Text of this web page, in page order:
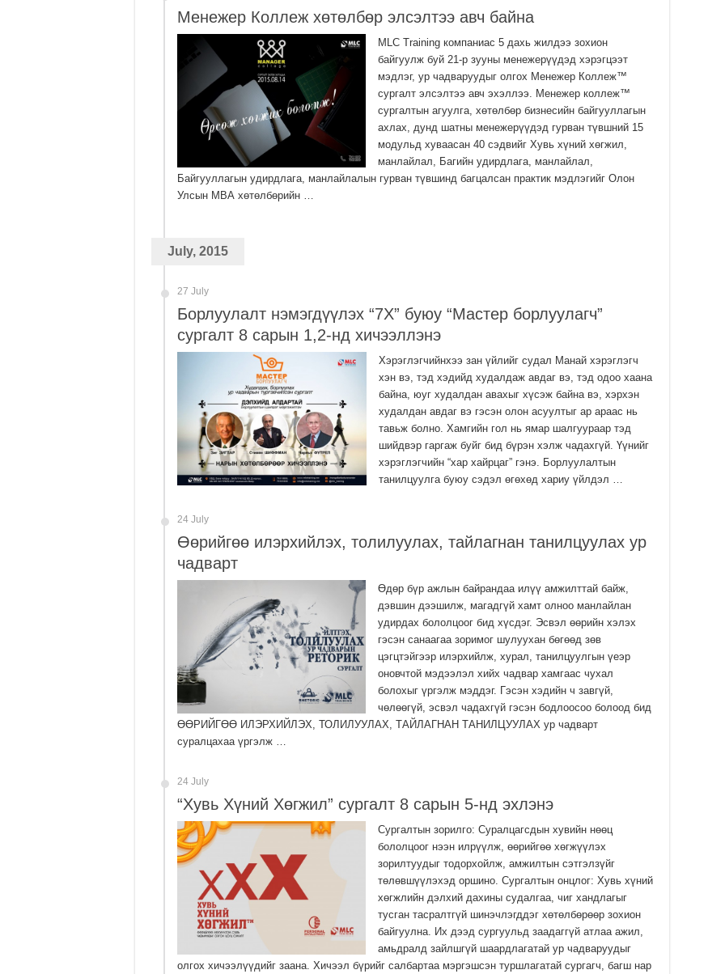
Менежер Коллеж хөтөлбөр элсэлтээ авч байна
MLC Training компаниас 5 дахь жилдээ зохион
байгуулж буй 21-р зууны менежерүүдэд хэрэгцээт
мэдлэг, ур чадваруудыг олгох Менежер Коллеж™
сургалт элсэлтээ авч эхэллээ. Менежер коллеж™
сургалтын агуулга, хөтөлбөр бизнесийн байгууллагын
ахлах, дунд шатны менежерүүдэд гурван түвшний 15
модульд хуваасан 40 сэдвийг Хувь хүний хөгжил,
манлайлал, Багийн удирдлага, манлайлал,
Байгууллагын удирдлага, манлайлалын гурван түвшинд багцалсан практик мэдлэгийг Олон
Улсын МВА хөтөлбөрийн …
July, 2015
27 July
Борлуулалт нэмэгдүүлэх “7X” буюу “Мастер борлуулагч”
сургалт 8 сарын 1,2-нд хичээллэнэ
Хэрэглэгчийнхээ зан үйлийг судал Манай хэрэглэгч
хэн вэ, тэд хэдийд худалдаж авдаг вэ, тэд одоо хаана
байна, юуг худалдан авахыг хүсэж байна вэ, хэрхэн
худалдан авдаг вэ гэсэн олон асуултыг ар араас нь
тавьж болно. Хамгийн гол нь ямар шалгуураар тэд
шийдвэр гаргаж буйг бид бүрэн хэлж чадахгүй. Үүнийг
хэрэглэгчийн “хар хайрцаг” гэнэ. Борлуулалтын
танилцуулга буюу сэдэл өгөхөд хариу үйлдэл …
24 July
Өөрийгөө илэрхийлэх, толилуулах, тайлагнан танилцуулах ур
чадварт
Өдөр бүр ажлын байрандаа илүү амжилттай байж,
дэвшин дээшилж, магадгүй хамт олноо манлайлан
удирдах бололцоог бид хүсдэг. Эсвэл өөрийн хэлэх
гэсэн санаагаа зоримог шулуухан бөгөөд зөв
цэгцтэйгээр илэрхийлж, хурал, танилцуулгын үеэр
оновчтой мэдээлэл хийх чадвар хамгаас чухал
болохыг үргэлж мэддэг. Гэсэн хэдийн ч завгүй,
чөлөөгүй, эсвэл чадахгүй гэсэн бодлоосоо болоод бид
ӨӨРИЙГӨӨ ИЛЭРХИЙЛЭХ, ТОЛИЛУУЛАХ, ТАЙЛАГНАН ТАНИЛЦУУЛАХ ур чадварт
суралцахаа үргэлж …
24 July
“Хувь Хүний Хөгжил” сургалт 8 сарын 5-нд эхлэнэ
Сургалтын зорилго: Суралцагсдын хувийн нөөц
бололцоог нээн илрүүлж, өөрийгөө хөгжүүлэх
зорилтуудыг тодорхойлж, амжилтын сэтгэлзүйг
төлөвшүүлэхэд оршино. Сургалтын онцлог: Хувь хүний
хөгжлийн дэлхий дахины судалгаа, чиг хандлагыг
тусган тасралтгүй шинэчлэгддэг хөтөлбөрөөр зохион
байгуулна. Их дээд сургуульд заадаггүй атлаа ажил,
амьдралд зайлшгүй шаардлагатай ур чадваруудыг
олгох хичээлүүдийг заана. Хичээл бүрийг салбартаа мэргэшсэн туршлагатай сургагч, багш нар